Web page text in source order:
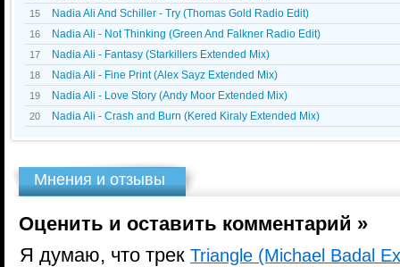
15 Nadia Ali And Schiller - Try (Thomas Gold Radio Edit)
16 Nadia Ali - Not Thinking (Green And Falkner Radio Edit)
17 Nadia Ali - Fantasy (Starkillers Extended Mix)
18 Nadia Ali - Fine Print (Alex Sayz Extended Mix)
19 Nadia Ali - Love Story (Andy Moor Extended Mix)
20 Nadia Ali - Crash and Burn (Kered Kiraly Extended Mix)
Мнения и отзывы
Оценить и оставить комментарий »
Я думаю, что трек Triangle (Michael Badal